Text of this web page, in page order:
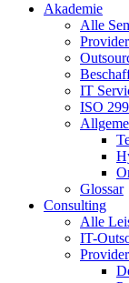
Akademie
Alle
IT
ISO
Glossar
Consulting
Alle
IT-